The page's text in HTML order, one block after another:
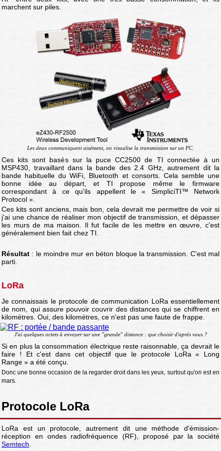
marchent sur piles.
Les deux communiquent aisément, on visualise la transmission sur un PC.
Ces kits sont basés sur la puce CC2500 de TI connectée à un
MSP430, travaillant dans la bande des 2.4 GHz, autrement dit la
bande habituelle du WiFi, Bluetooth et consorts. Cela semble une
bonne idée au départ, et TI propose même le firmware
correspondant à ce qu'ils appellent le « SimpliciTI™ Network
Protocol ».
Ces kits sont anciens, mais bon, cela devrait me permettre de voir si
j'ai une chance de réaliser mon objectif de transmission, et dépasser
les murs de ma maison. Il fut facile de les mettre en œuvre, c'est
généralement bien fait chez TI.
Résultat : le moindre mur en béton bloque la transmission. C'est mal
parti.
LoRa
Je connaissais le protocole de communication LoRa essentiellement
de nom, qui assure pouvoir couvrir des distances qui se chiffrent en
kilomètres. Oui, des kilomètres, ce n'est pas une faute de frappe.
J'ai quelques octets à envoyer sur une "grande" distance : que choisir d'après vous ?
Si en plus la consommation électrique reste raisonnable, ça devrait le
faire ! Et c'est dans cet objectif que le protocole LoRa « Long
Range » a été conçu.
Donc une bonne occasion de la regarder droit dans les yeux, surtout qu'on est en
mars.
Protocole LoRa
LoRa est un protocole, autrement dit une méthode d'émission-
réception en ondes radiofréquence (RF), proposé par la société
Semtech